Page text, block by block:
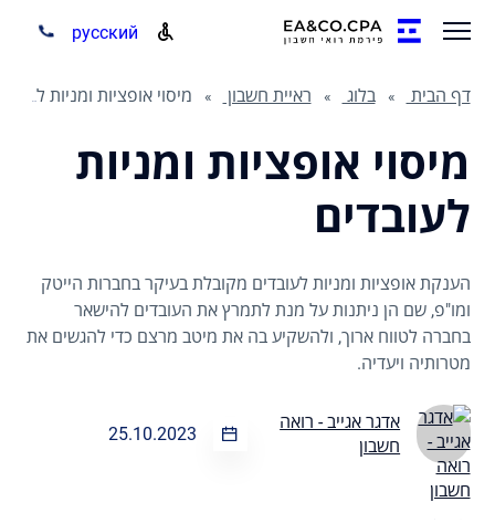
русский
דף הבית בלוג ראיית חשבון מיסוי אופציות ומניות לעובדים
מיסוי אופציות ומניות
לעובדים
הענקת אופציות ומניות לעובדים מקובלת בעיקר בחברות הייטק
ומו"פ, שם הן ניתנות על מנת לתמרץ את העובדים להישאר
בחברה לטווח ארוך, ולהשקיע בה את מיטב מרצם כדי להגשים את
מטרותיה ויעדיה.
אדגר אגייב - רואה
חשבון
25.10.2023